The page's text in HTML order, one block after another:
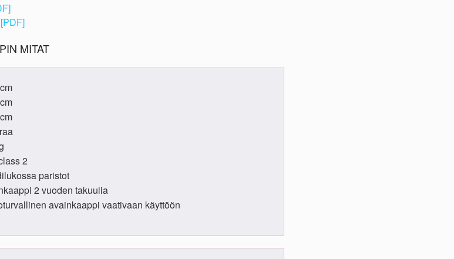
MITAT
2
paristot
2 vuoden takuulla
avainkaappi vaativaan käyttöön